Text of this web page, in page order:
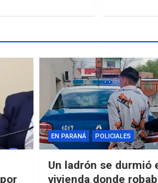
EN PARANÁ POLICIALES
Un ladrón se durmió
vivienda donde